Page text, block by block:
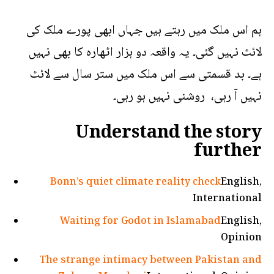
ہم اس ملک میں رہتے ہیں جہاں ابھی پورے ملک کی
لائٹ نہیں گئی۔ یہ واقعہ دو ہزار اٹھارہ کا بھی نہیں
ہے۔ بد قسمتی سے اس ملک میں ستر سال سے لائٹ
نہیں آ رہی، روشنی نہیں ہو رہی۔
Understand the story
further
Bonn’s quiet climate reality checkEnglish,
International
Waiting for Godot in IslamabadEnglish,
Opinion
The strange intimacy between Pakistan and